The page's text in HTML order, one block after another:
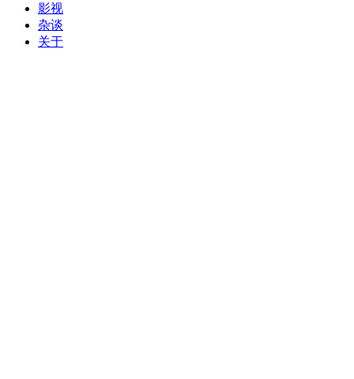
影视
杂谈
关于